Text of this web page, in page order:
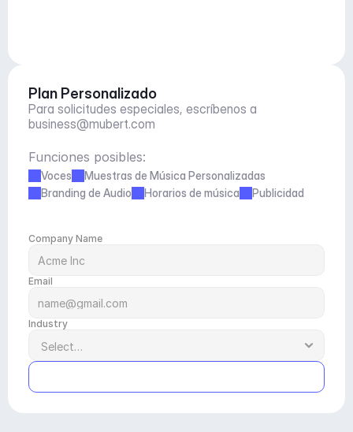
Plan Personalizado
business@mubert.com
Funciones posibles:
Voces
Muestras de Música Personalizadas
Branding de Audio
Horarios de música Publicidad
Company Name
Email
Industry